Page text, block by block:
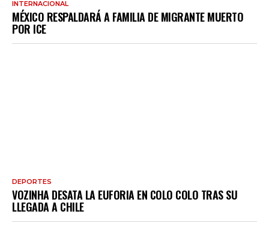
INTERNACIONAL
MÉXICO RESPALDARÁ A FAMILIA DE MIGRANTE MUERTO
POR ICE
DEPORTES
VOZINHA DESATA LA EUFORIA EN COLO COLO TRAS SU
LLEGADA A CHILE